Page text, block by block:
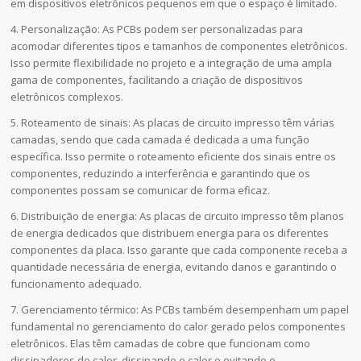
em dispositivos eletrônicos pequenos em que o espaço é limitado.
4. Personalização: As PCBs podem ser personalizadas para
acomodar diferentes tipos e tamanhos de componentes eletrônicos.
Isso permite flexibilidade no projeto e a integração de uma ampla
gama de componentes, facilitando a criação de dispositivos
eletrônicos complexos.
5. Roteamento de sinais: As placas de circuito impresso têm várias
camadas, sendo que cada camada é dedicada a uma função
específica. Isso permite o roteamento eficiente dos sinais entre os
componentes, reduzindo a interferência e garantindo que os
componentes possam se comunicar de forma eficaz.
6. Distribuição de energia: As placas de circuito impresso têm planos
de energia dedicados que distribuem energia para os diferentes
componentes da placa. Isso garante que cada componente receba a
quantidade necessária de energia, evitando danos e garantindo o
funcionamento adequado.
7. Gerenciamento térmico: As PCBs também desempenham um papel
fundamental no gerenciamento do calor gerado pelos componentes
eletrônicos. Elas têm camadas de cobre que funcionam como